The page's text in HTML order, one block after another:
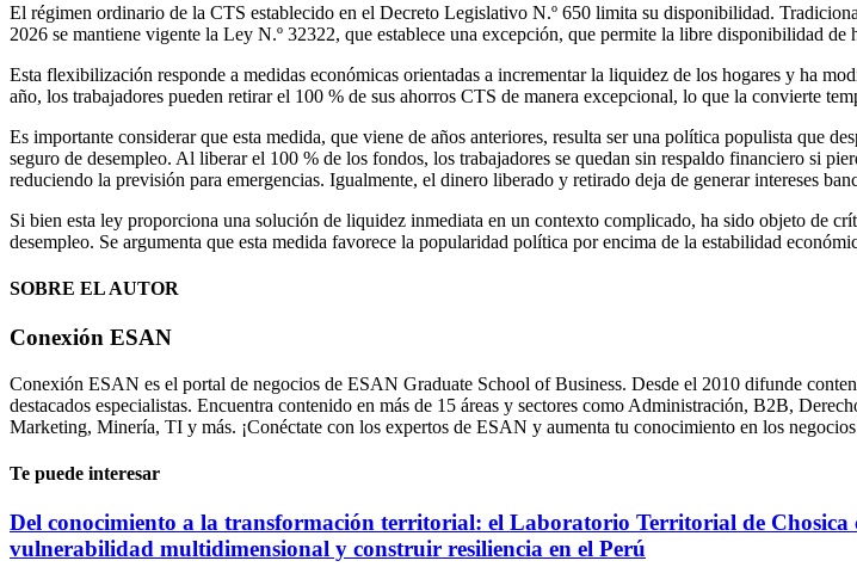
El régimen ordinario de la CTS establecido en el Decreto Legislativo N.º 650 limita su disponibilidad.
2026 se mantiene vigente la Ley N.º 32322, que establece una excepción, que permite la libre disponibilidad
Esta flexibilización responde a medidas económicas orientadas a incrementar la liquidez de los hogares y ha
año, los trabajadores pueden retirar el 100 % de sus ahorros CTS de manera excepcional, lo que la convierte
Es importante considerar que esta medida, que viene de años anteriores, resulta ser una política populista que
seguro de desempleo. Al liberar el 100 % de los fondos, los trabajadores se quedan sin respaldo financiero si
reduciendo la previsión para emergencias. Igualmente, el dinero liberado y retirado deja de generar intereses
Si bien esta ley proporciona una solución de liquidez inmediata en un contexto complicado, ha sido objeto de
desempleo. Se argumenta que esta medida favorece la popularidad política por encima de la estabilidad
SOBRE EL AUTOR
Conexión ESAN
Conexión ESAN es el portal de negocios de ESAN Graduate School of Business. Desde el 2010 difunde
destacados especialistas. Encuentra contenido en más de 15 áreas y sectores como Administración, B2B,
Marketing, Minería, TI y más. ¡Conéctate con los expertos de ESAN y aumenta tu conocimiento en los
Te puede interesar
Del conocimiento a la transformación territorial: el Laboratorio Territorial de
vulnerabilidad multidimensional y construir resiliencia en el Perú